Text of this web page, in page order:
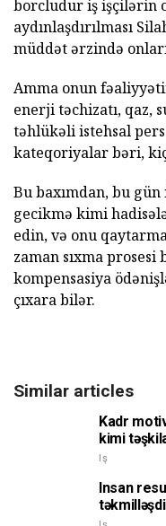
borcludur iş işçilərin
aydınlaşdırılması
müddət ərzində
Amma onun
enerji təchizatı, qaz,
təhlükəli istehsal
kateqoriyalar bəri,
Bu baxımdan, bu
gecikmə kimi
edin, və onu
zaman sıxma
kompensasiya
çıxara bilər.
Similar articles
Kadr
kimi
Iş
Insan